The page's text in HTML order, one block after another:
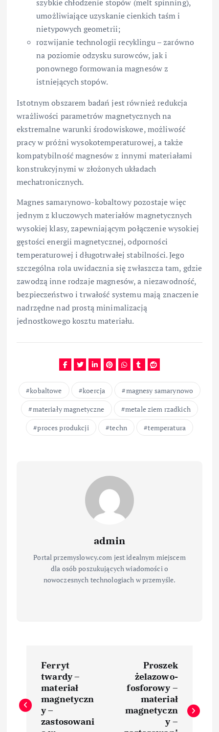
szybkie chłodzenie stopów (melt spinning),
umożliwiające uzyskanie cienkich taśm i
nietypowych geometrii;
rozwijanie technologii recyklingu – zarówno
na poziomie odzysku surowców, jak i
ponownego formowania magnesów z
istniejących stopów.
Istotnym obszarem badań jest również redukcja
wrażliwości parametrów magnetycznych na
ekstremalne warunki środowiskowe, możliwość
pracy w próżni wysokotemperaturowej, a także
kompatybilność magnesów z innymi materiałami
konstrukcyjnymi w złożonych układach
mechatronicznych.
Magnes samarynowo-kobaltowy pozostaje więc
jednym z kluczowych materiałów magnetycznych
wysokiej klasy, zapewniającym połączenie wysokiej
gęstości energii magnetycznej, odporności
temperaturowej i długotrwałej stabilności. Jego
szczególna rola uwidacznia się zwłaszcza tam, gdzie
zawodzą inne rodzaje magnesów, a niezawodność,
bezpieczeństwo i trwałość systemu mają znaczenie
nadrzędne nad prostą minimalizacją
jednostkowego kosztu materiału.
kobaltowe koercja
magnesy samarynowo
materiały magnetyczne
metale ziem rzadkich
proces produkcji
techn temperatura
admin
Portal przemyslowcy.com jest idealnym miejscem
dla osób poszukujących wiadomości o
nowoczesnych technologiach w przemyśle.
w
Ferryt
twardy –
materiał
magnetyczn
y –
zastosowani
Proszek
żelazowo-
fosforowy –
materiał
magnetyczn
y –